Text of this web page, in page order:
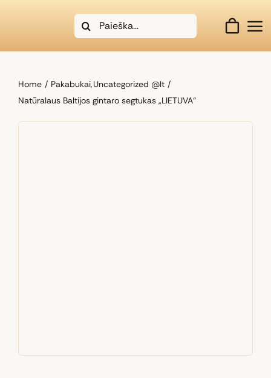
Search
for:
Home Pakabukai Uncategorized @lt
Natūralaus Baltijos gintaro segtukas „LIETUVA“